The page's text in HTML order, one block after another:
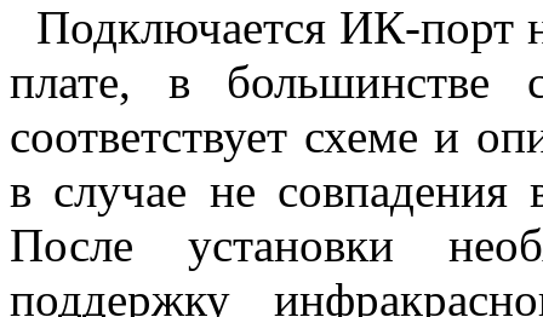
Подключается ИК-порт
плате, в большинстве
соответствует схеме и
в случае не совпадения
После установки
поддержку